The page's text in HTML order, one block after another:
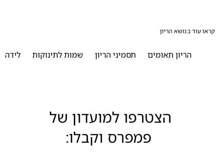
עוד בנושא הריון
הריון תאומים תסמיני הריון שמות לתינוקות לידה
הצטרפו למועדון של
פמפרס וקבלו: